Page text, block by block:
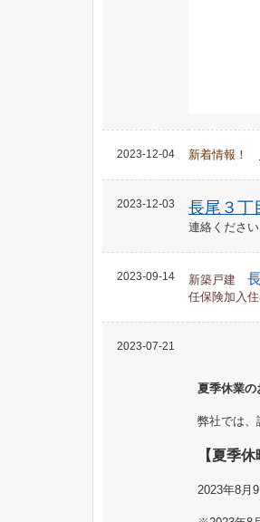
2023-12-04 新着情報！
2023-12-03 長尾３丁
連絡くださ
2023-09-14 新築戸建
任保険加入
2023-07-21
夏季休業の
弊社では、
【夏季
2023年8月